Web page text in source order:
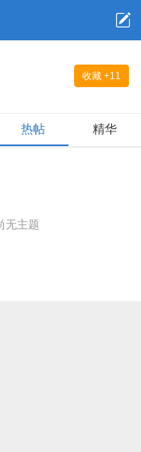
收藏 +11
热帖 精华
无主题